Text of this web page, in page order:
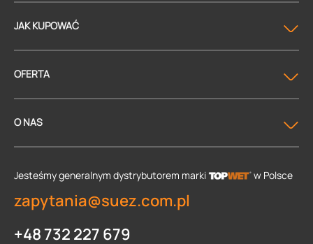
JAK KUPOWAĆ
OFERTA
O NAS
Jesteśmy generalnym dystrybutorem marki w Polsce
zapytania@suez.com.pl
+48 732 227 679